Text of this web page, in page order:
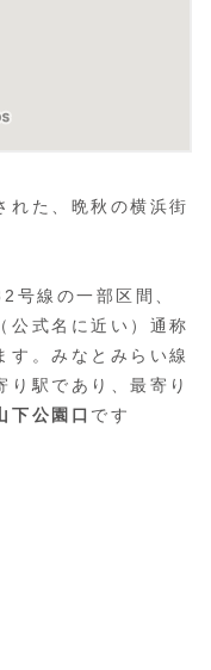
れた、晩秋の横浜街
号線の一部区間、
公式名に近い）通称
す。みなとみらい線
り駅であり、最寄り
下公園口 です